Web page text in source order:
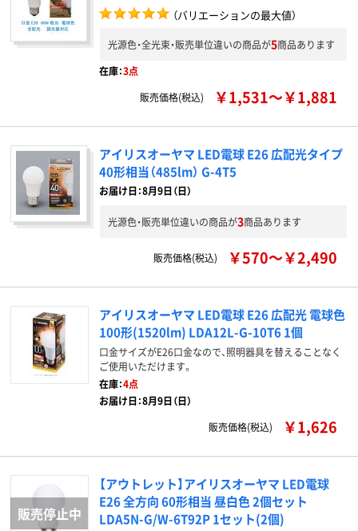
（バリエーションの最大値）
光源色・全光束・販売単位違いの商品が5商品あります
在庫：3点
販売価格(税込)
￥1,531～￥1,881
アイリスオーヤマ LED電球 E26 広配光タイプ
40形相当（485lm） G-4T5
お届け日：8月9日（日）
光源色・販売単位違いの商品が3商品あります
販売価格(税込) ￥570～￥2,490
アイリスオーヤマ LED電球 E26 広配光 電球色
100形(1520lm) LDA12L-G-10T6 1個
口金サイズがE26口金なので、照明器具を替えることなく
ご使用いただけます。
在庫：4点
お届け日：8月9日（日）
販売価格(税込)
￥1,626
【アウトレット】アイリスオーヤマ LED電球
E26 全方向 60形相当 昼白色 2個セット
LDA5N-G/W-6T92P 1セット(2個)